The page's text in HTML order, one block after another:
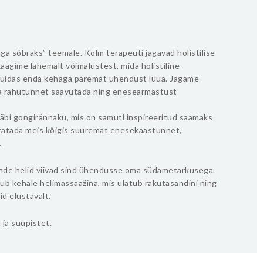
sõbraks” teemale. Kolm terapeuti jagavad holistilise
lähemalt võimalustest, mida holistiline
enda kehaga paremat ühendust luua. Jagame
rahutunnet saavutada ning enesearmastust
gongirännaku, mis on samuti inspireeritud saamaks
meis kõigis suuremat enesekaastunnet,
helid viivad sind ühendusse oma südametarkusega.
kehale helimassaažina, mis ulatub rakutasandini ning
elustavalt.
ja suupistet.